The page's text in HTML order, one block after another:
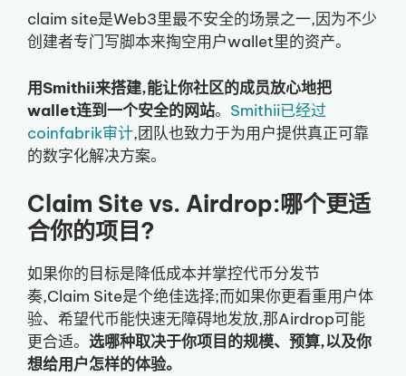
claim site是Web3里最不安全的场景之一,因为不少
创建者专门写脚本来掏空用户wallet里的资产。
用Smithii来搭建,能让你社区的成员放心地把
wallet连到一个安全的网站。 Smithii已经过
coinfabrik审计,团队也致力于为用户提供真正可靠
的数字化解决方案。
Claim Site vs. Airdrop:哪个更适
合你的项目?
如果你的目标是降低成本并掌控代币分发节
奏,Claim Site是个绝佳选择;而如果你更看重用户体
验、希望代币能快速无障碍地发放,那Airdrop可能
更合适。 选哪种取决于你项目的规模、预算,以及你
想给用户怎样的体验。